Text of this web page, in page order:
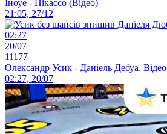
Іноуе - Пікассо (Відео)
21:05, 27/12
02:27
20/07
11177
Олександр Усик - Даніель Дебуа. Відео
02:27, 20/07